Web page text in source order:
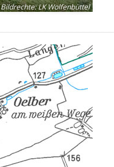
Bildrechte:LK Wolfenbüttel